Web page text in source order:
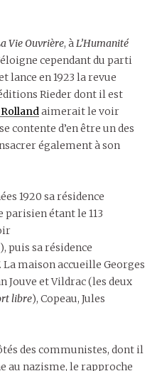
Vie Ouvrière, àL’Humanité
cependant du parti
lance en 1923 la revue
Rieder dont il est
aimerait le voir
contente d’en être un des
également à son
1920 sa résidence
parisien étant le 113
), puis sa résidence
La maison accueille Georges
Jouve et Vildrac (les deux
libre), Copeau, Jules
des communistes, dont il
au nazisme, le rapproche